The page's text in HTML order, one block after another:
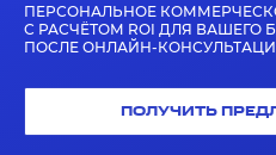
ПЕРСОНАЛЬНОЕ
С РАСЧЁТОМ ROI ДЛЯ ВАШЕГО
ПОСЛЕ ОНЛАЙН-
ПОЛУЧИТЬ